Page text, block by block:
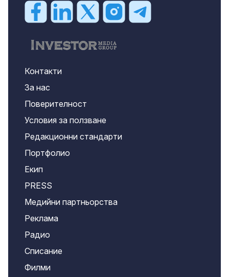
Контакти
За нас
Поверителност
Условия за ползване
Редакционни стандарти
Портфолио
Екип
PRESS
Медийни партньорства
Реклама
Радио
Списание
Филми